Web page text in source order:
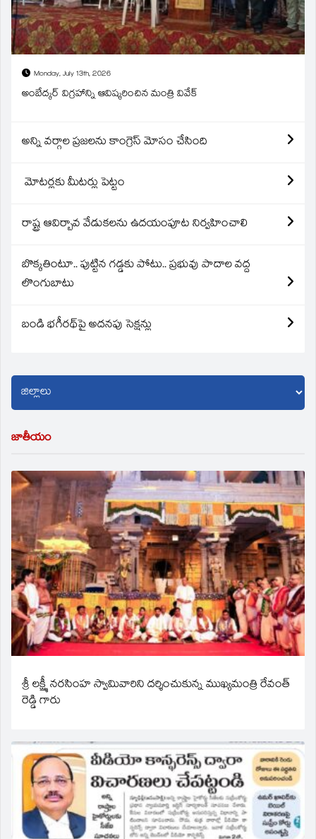
Monday, July 13th, 2026
అంబేద్కర్ విగ్రహాన్ని ఆవిష్కరించిన మంత్రి వివేక్
అన్ని వర్గాల ప్రజలను కాంగ్రెస్ మోసం చేసింది
మోటర్లకు మీటర్లు పెట్టం
రాష్ట్ర ఆవిర్బావ వేడుకలను ఉదయంపూట నిర్వహించాలి
బొక్కతింటూ.. పుట్టిన గడ్డకు పోటు.. ప్రభువు పాదాల వద్ద
లొంగుబాటు
బండి భగీరథ్‌పై అదనపు సెక్షన్లు
జాతీయం
శ్రీ లక్ష్మీ నరసింహ స్వామివారిని దర్శించుకున్న ముఖ్యమంత్రి రేవంత్
రెడ్డి గారు